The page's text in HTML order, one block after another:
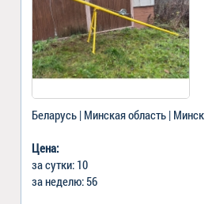
Беларусь | Минская область | Минск
Цена:
за сутки: 10
за неделю: 56